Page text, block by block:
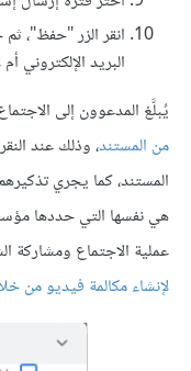
انقر الزر "حفظ"،
البريد الإلكتروني أم
يُبلَّغ المدعوون إلى
من المستند، وذلك عند
المستند، كما يجري
هي نفسها التي حددها
عملية الاجتماع ومشاركة
لإنشاء مكالمة فيديو من